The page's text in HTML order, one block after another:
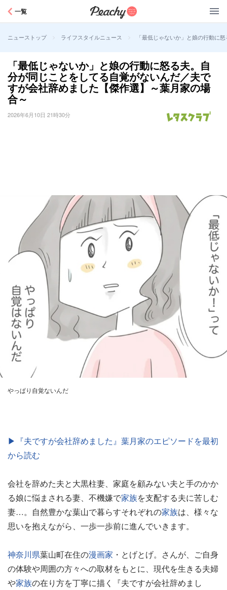
一覧
ニューストップ > ライフスタイルニュース > 「最低じゃないか」と娘の行動に
「最低じゃないか」と娘の行動に怒る夫。自
分が同じことをしてる自覚がないんだ／夫で
すが会社辞めました【傑作選】～葉月家の場
合～
2026年6月10日 21時30分
やっぱり自覚ないんだ
▶『夫ですが会社辞めました』葉月家のエピソードを最初
から読む
会社を辞めた夫と大黒柱妻、家庭を顧みない夫と手のかか
る娘に悩まされる妻、不機嫌で家族を支配する夫に苦しむ
妻…。自然豊かな葉山で暮らすそれぞれの家族は、様々な
思いを抱えながら、一歩一歩前に進んでいきます。
神奈川県葉山町在住の漫画家 ・とげとげ。さんが、ご自身
の体験や周囲の方々への取材をもとに、現代を生きる夫婦
や家族の在り方を丁寧に描く『夫ですが会社辞めまし